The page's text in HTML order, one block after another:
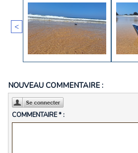
<
NOUVEAU COMMENTAIRE :
COMMENTAIRE * :